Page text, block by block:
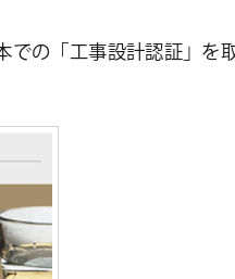
の「工事設計認証」